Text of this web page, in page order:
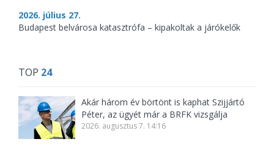
2026. július 27.
Budapest belvárosa katasztrófa – kipakoltak a járókelők
TOP 24
Akár három év börtönt is kaphat Szijjártó
Péter, az ügyét már a BRFK vizsgálja
2026. augusztus 7. 14:16